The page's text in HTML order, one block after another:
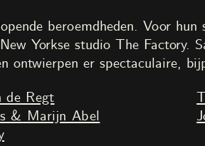
beroemdheden. Voor
Yorkse studio The Factory.
ontwierpen er spectaculaire,
& Carmen Schabracq
de Regt
& Marijn Abel